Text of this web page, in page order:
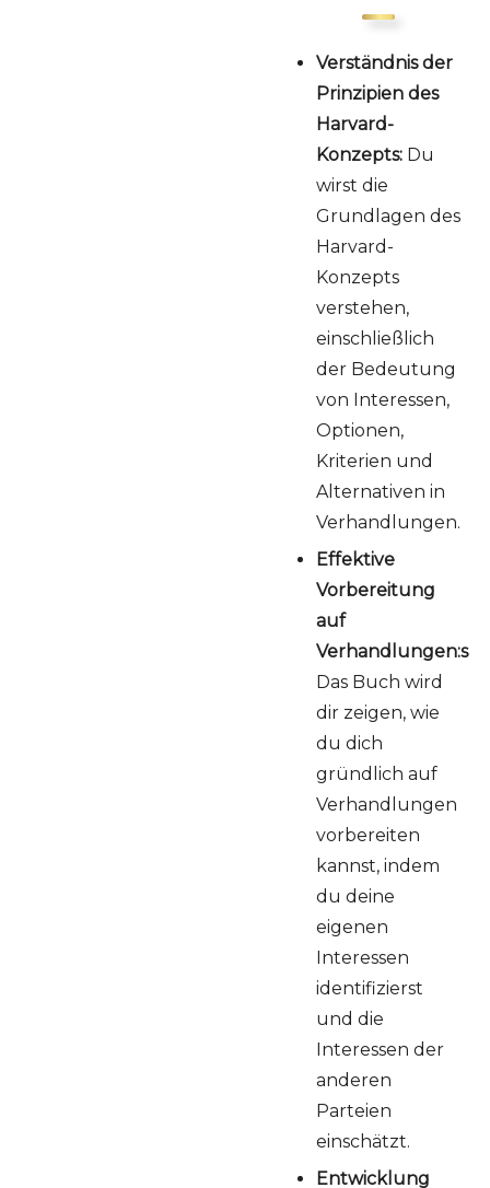
Verständnis der
Prinzipien des
Harvard-
Konzepts: Du
wirst die
Grundlagen des
Harvard-
Konzepts
verstehen,
einschließlich
der Bedeutung
von Interessen,
Optionen,
Kriterien und
Alternativen in
Verhandlungen.
Effektive
Vorbereitung
auf
Verhandlungen:s
Das Buch wird
dir zeigen, wie
du dich
gründlich auf
Verhandlungen
vorbereiten
kannst, indem
du deine
eigenen
Interessen
identifizierst
und die
Interessen der
anderen
Parteien
einschätzt.
Entwicklung